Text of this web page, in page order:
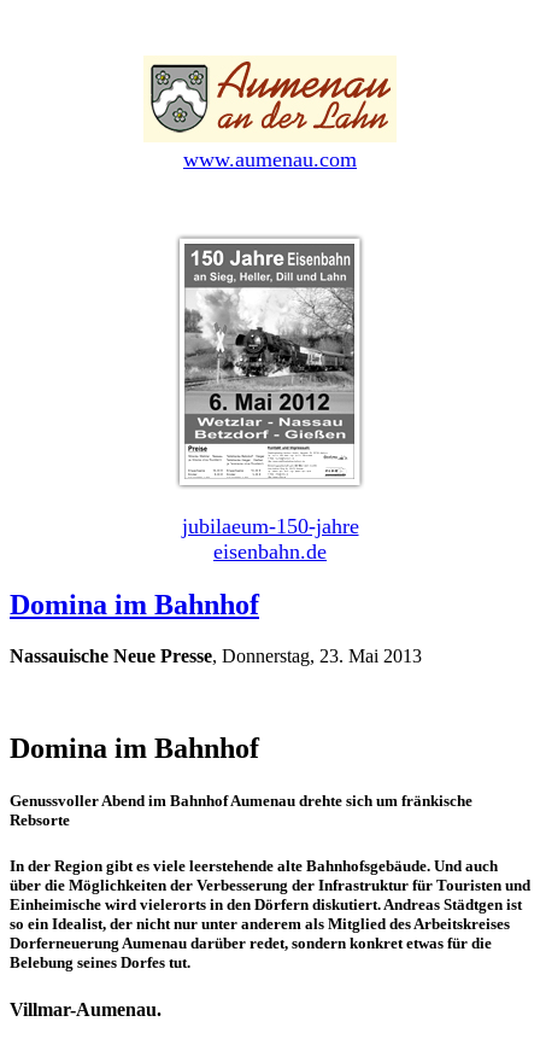
www.aumenau.com
jubilaeum-150-jahre
eisenbahn.de
Domina im Bahnhof
Nassauische Neue Presse, Donnerstag, 23. Mai 2013
Domina im Bahnhof
Genussvoller Abend im Bahnhof Aumenau drehte sich um fränkische
Rebsorte
In der Region gibt es viele leerstehende alte Bahnhofsgebäude. Und auch
über die Möglichkeiten der Verbesserung der Infrastruktur für Touristen und
Einheimische wird vielerorts in den Dörfern diskutiert. Andreas Städtgen ist
so ein Idealist, der nicht nur unter anderem als Mitglied des Arbeitskreises
Dorferneuerung Aumenau darüber redet, sondern konkret etwas für die
Belebung seines Dorfes tut.
Villmar-Aumenau.